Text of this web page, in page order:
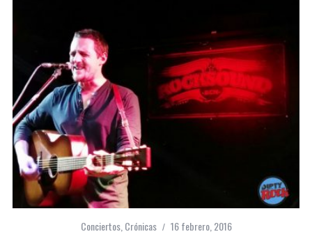
Conciertos, Crónicas 16 febrero, 2016